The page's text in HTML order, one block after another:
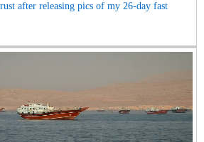
after releasing pics of my 26-day fast